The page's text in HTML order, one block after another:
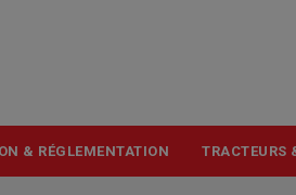
& RÉGLEMENTATION TRACTEURS